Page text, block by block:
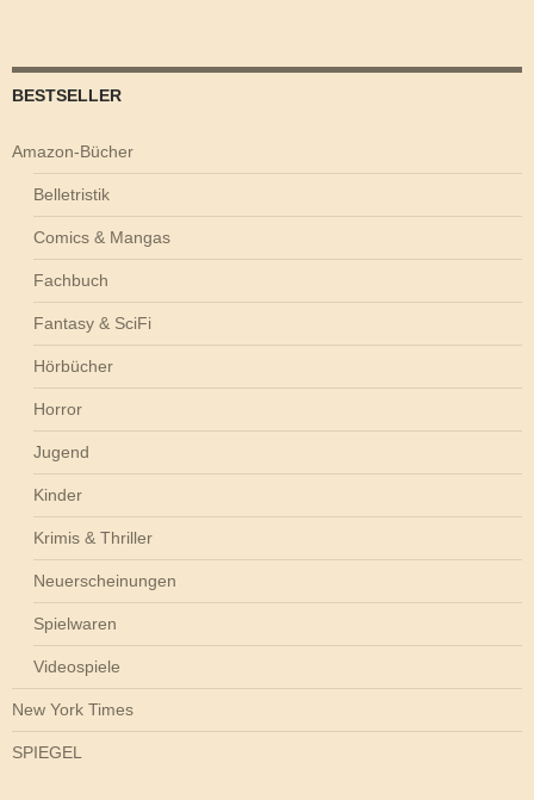
BESTSELLER
Amazon-Bücher
Belletristik
Comics & Mangas
Fachbuch
Fantasy & SciFi
Hörbücher
Horror
Jugend
Kinder
Krimis & Thriller
Neuerscheinungen
Spielwaren
Videospiele
New York Times
SPIEGEL